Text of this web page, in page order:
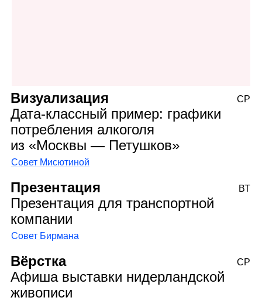
Визуализация
Дата‑классный пример: графики
потребления алкоголя
из «Москвы — Петушков»
Совет Мисютиной
СР
Презентация
Презентация для транспортной
компании
Совет Бирмана
ВТ
Вёрстка
Афиша выставки нидерландской
живописи
СР